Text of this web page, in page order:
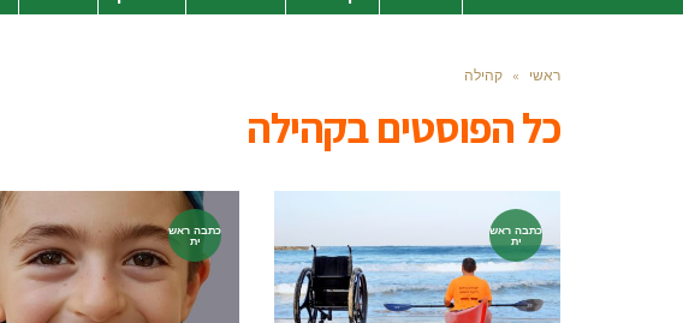
ראשי » קהילה
כל הפוסטים בקהילה
כתבה ראש
ית
כתבה ראש
ית